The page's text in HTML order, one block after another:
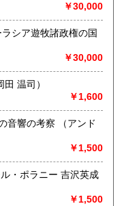
￥30,000
シア遊牧諸政権の国
￥30,000
・セオリー (中公叢書) （岡田 温司）
￥1,600
考察 （アンド
￥1,500
￥1,500